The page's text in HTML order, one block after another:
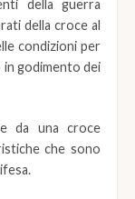
della guerra
della croce al
condizioni per
in godimento dei
da una croce
che sono